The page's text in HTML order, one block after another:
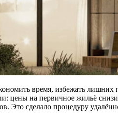
время, избежать
цены на первичное жильё
Это сделало процедуру